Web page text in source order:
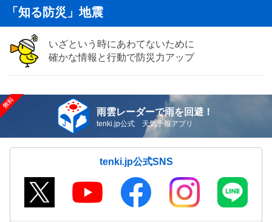
「知る防災」地震
いざという時にあわてないために
確かな情報と行動で防災力アップ
雨雲レーダーで雨を回避！
tenki.jp公式 天気予報アプリ
tenki.jp公式SNS